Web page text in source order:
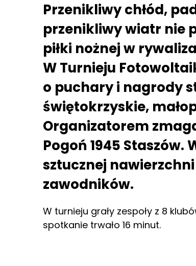
Przenikliwy chłód,
przenikliwy wiatr nie
piłki nożnej w
W Turnieju
o puchary i nagrody
świętokrzyskie,
Organizatorem
Pogoń 1945 Staszów.
sztucznej nawierzchni
zawodników.
W turnieju grały zespoły z 8
spotkanie trwało 16 minut.